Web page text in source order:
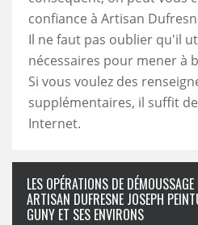
confiance à Artisan
Il ne faut pas oublier qu'il
nécessaires pour mener à
Si vous voulez des
supplémentaires, il suffit
Internet.
LES OPÉRATIONS DE
ARTISAN DUFRESNE JOSEPH
GUNY ET SES ENVIRONS